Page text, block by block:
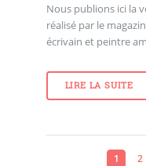
Nous publions ici la
réalisé par le
écrivain et peintre
LIRE LA SUITE
1 2